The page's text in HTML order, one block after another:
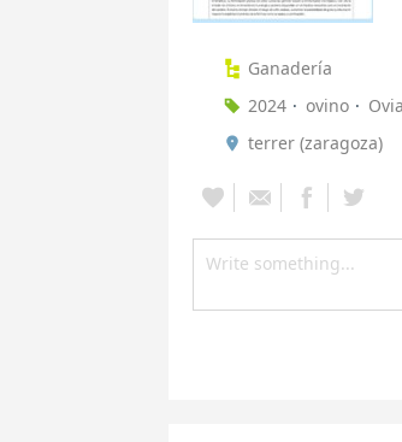
Ganadería
2024
ovino
terrer (zaragoza)